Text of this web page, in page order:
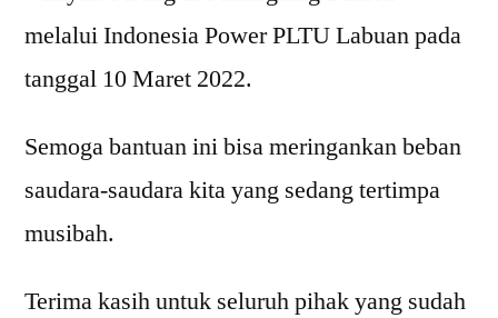
melalui Indonesia Power PLTU Labuan pada
tanggal 10 Maret 2022.
Semoga bantuan ini bisa meringankan beban
saudara-saudara kita yang sedang tertimpa
musibah.
Terima kasih untuk seluruh pihak yang sudah